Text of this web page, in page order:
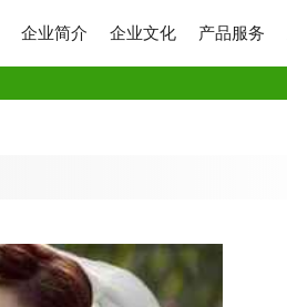
企业简介 企业文化 产品服务